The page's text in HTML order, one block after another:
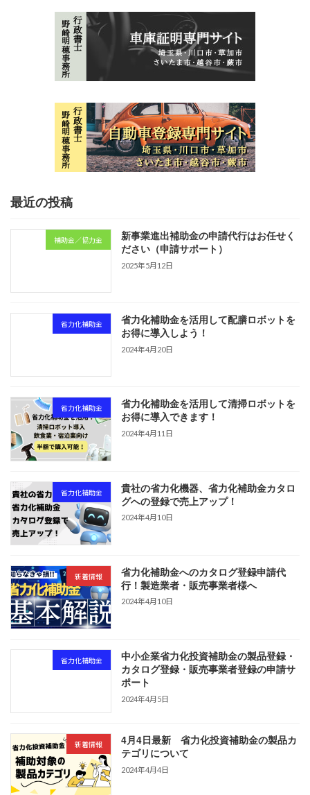
最近の投稿
補助金／協力金
新事業進出補助金の申請代行はお任せく
ださい（申請サポート）
2025年5月12日
省力化補助金
省力化補助金を活用して配膳ロボットを
お得に導入しよう！
2024年4月20日
省力化補助金
省力化補助金を活用して清掃ロボットを
お得に導入できます！
2024年4月11日
省力化補助金
貴社の省力化機器、省力化補助金カタロ
グへの登録で売上アップ！
2024年4月10日
新着情報
省力化補助金へのカタログ登録申請代
行！製造業者・販売事業者様へ
2024年4月10日
省力化補助金
中小企業省力化投資補助金の製品登録・
カタログ登録・販売事業者登録の申請サ
ポート
2024年4月5日
新着情報
4月4日最新 省力化投資補助金の製品カ
テゴリについて
2024年4月4日